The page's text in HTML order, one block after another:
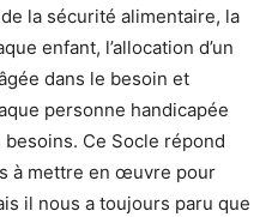
la sécurité alimentaire, la
enfant, l’allocation d’un
dans le besoin et
personne handicapée
Ce Socle répond
à mettre en œuvre pour
il nous a toujours paru que